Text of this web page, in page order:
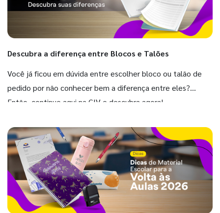
Descubra a diferença entre Blocos e Talões
Você já ficou em dúvida entre escolher bloco ou talão de
pedido por não conhecer bem a diferença entre eles?
Então, continue aqui na GIV e descubra agora!